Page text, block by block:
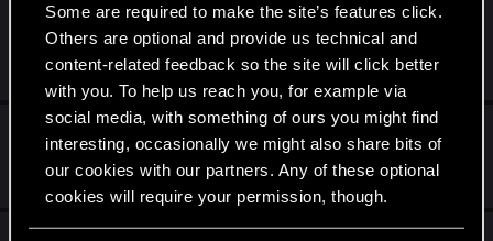
Some are required to make the site’s features click.
Others are optional and provide us technical and
content-related feedback so the site will click better
with you. To help us reach you, for example via
social media, with something of ours you might find
interesting, occasionally we might also share bits of
our cookies with our partners. Any of these optional
cookies will require your permission, though.
wiedźmin 2
Feb 20, 2021
Instalator Wiedźmin 2
Jan 22, 2021